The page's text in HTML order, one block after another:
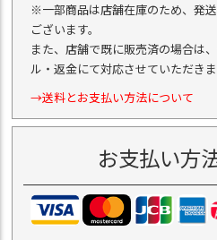
※一部商品は店舗在庫のため、発
ございます。
また、店舗で既に販売済の場合は
ル・返金にて対応させていただき
→送料とお支払い方法について
お支払い方